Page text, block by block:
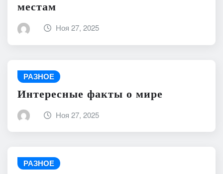
местам
Ноя 27, 2025
РАЗНОЕ
Интересные факты о мире
Ноя 27, 2025
РАЗНОЕ